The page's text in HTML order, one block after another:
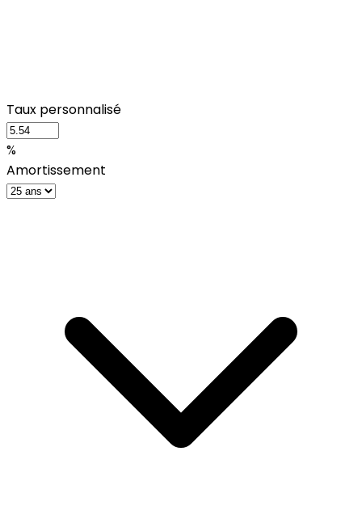
Taux personnalisé
%
Amortissement